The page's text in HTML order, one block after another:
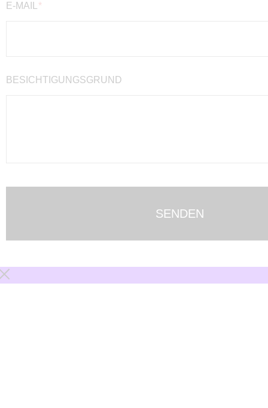
E-MAIL
BESICHTIGUNGSGRUND
SENDEN